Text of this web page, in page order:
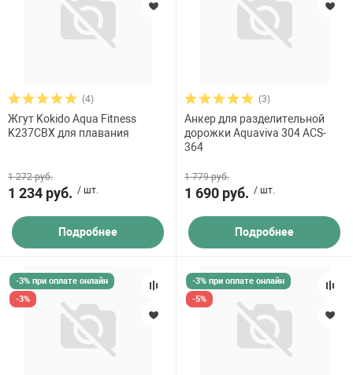
(4)
Жгут Kokido Aqua Fitness
K237CBX для плавания
1 272 руб.
1 234 руб. / шт.
Подробнее
(3)
Анкер для разделительной
дорожки Aquaviva 304 ACS-
364
1 779 руб.
1 690 руб. / шт.
Подробнее
-3% при оплате онлайн
-3%
-3% при оплате онлайн
-5%